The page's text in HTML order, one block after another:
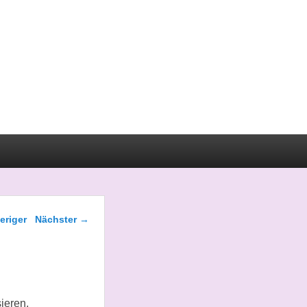
Nächster →